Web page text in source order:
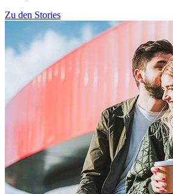
Zu den Stories